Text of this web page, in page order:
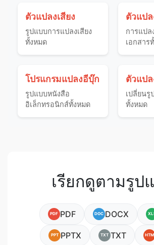
ตัวแปลงเสียง
รูปแบบการแปลงเสียง
ทั้งหมด
ตัวแปล
การแปล
เอกสาร
โปรแกรมแปลงอีบุ๊ก
รูปแบบหนังสือ
อิเล็กทรอนิกส์ทั้งหมด
ตัวแปล
เปลี่ยนรู
ทั้งหมด
เรียกดูตามรูป
PDF PDF DOC DOCX
PPT PPTX TXT TXT HTM